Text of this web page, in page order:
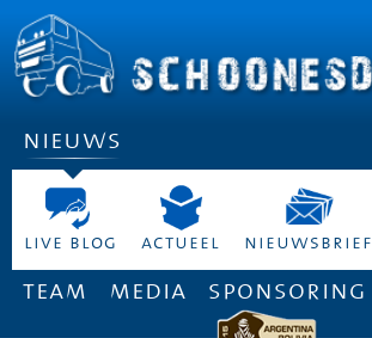
nieuws
live blog actueel nieuwsbrief
team media sponsoring